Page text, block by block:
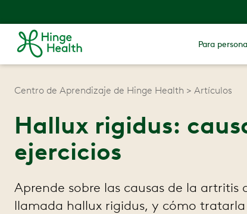
Para
Centro de Aprendizaje de Hinge Health Artículos
Hallux rigidus:
ejercicios
Aprende sobre las causas de la artritis
llamada hallux rigidus, y cómo